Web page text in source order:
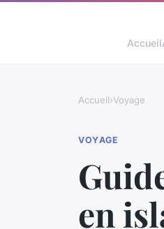
Accueil
Accueil›Voyage
VOYAGE
en